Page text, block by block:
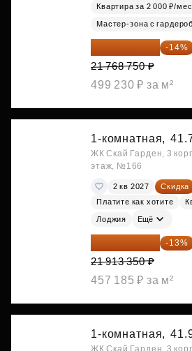
Квартира за 2 000 ₽/мес
Мастер-зона с
18 721 125 ₽ -14%
21 768 750 ₽
499 230 ₽ за м²
1-комнатная,
ЖК Скай Гарден, 3
этаж, №166
2 кв 2027 Скидка
Платите как хотите
Лоджия Ещё
19 064 615 ₽ -13%
21 913 350 ₽
457 185 ₽ за м²
1-комнатная,
ЖК Скай Гарден, 3